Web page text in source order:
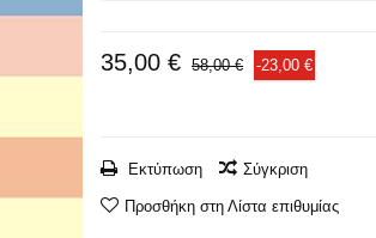
35,00 € 58,00 € -23,00 €
Εκτύπωση Σύγκριση
Προσθήκη στη Λίστα επιθυμίας